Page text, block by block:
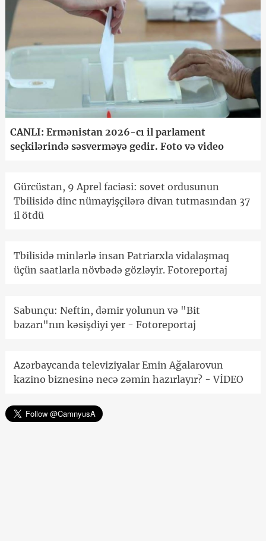
CANLI: Ermənistan 2026-cı il parlament
seçkilərində səsverməyə gedir. Foto və video
Gürcüstan, 9 Aprel faciəsi: sovet ordusunun
Tbilisidə dinc nümayişçilərə divan tutmasından 37
il ötdü
Tbilisidə minlərlə insan Patriarxla vidalaşmaq
üçün saatlarla növbədə gözləyir. Fotoreportaj
Sabunçu: Neftin, dəmir yolunun və "Bit
bazarı"nın kəsişdiyi yer - Fotoreportaj
Azərbaycanda televiziyalar Emin Ağalarovun
kazino biznesinə necə zəmin hazırlayır? - VİDEO